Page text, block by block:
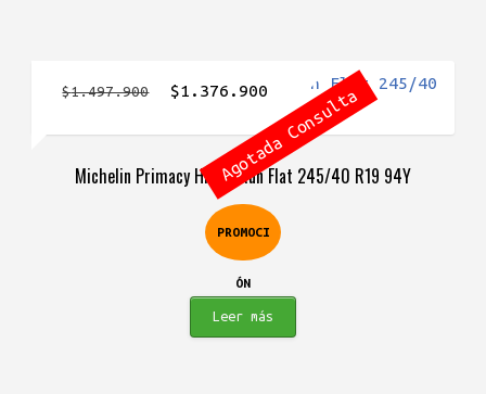
Michelin Primacy HP ZP Run Flat 245/40 R19 94Y
PROMOCI
ÓN
$1.497.900
El
original
era:
$1.497.900.
$1.376.900
precio
actual
es:
$1.376.900.
Leer más
Agotada Consulta